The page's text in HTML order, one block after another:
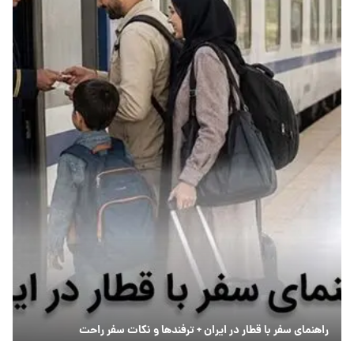
راهنمای سفر با قطار در ایران + ترفندها و نکات سفر راحت